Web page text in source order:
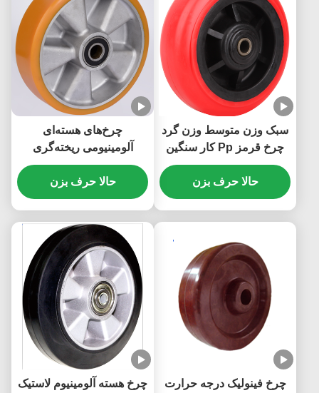
سبک وزن متوسط وزن گرد
چرخ قرمز Pp کار سنگین
صنعتی Caster Pp چرخ
هسته ای مقرون به صرفه
حالا حرف بزن
چرخ‌های هسته‌ای
آلومینیومی ریخته‌گری
صنعتی Pu Heavy Duty با
کیلوگرم
حالا حرف بزن
چرخ فینولیک درجه حرارت
چرخ هسته آلومینیوم لاستیک